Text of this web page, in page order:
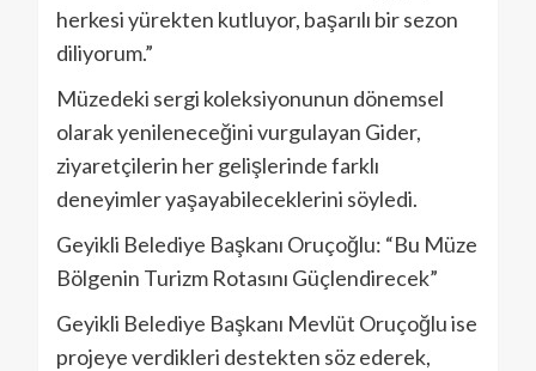
herkesi yürekten kutluyor, başarılı bir sezon
diliyorum.”
Müzedeki sergi koleksiyonunun dönemsel
olarak yenileneceğini vurgulayan Gider,
ziyaretçilerin her gelişlerinde farklı
deneyimler yaşayabileceklerini söyledi.
Geyikli Belediye Başkanı Oruçoğlu: “Bu Müze
Bölgenin Turizm Rotasını Güçlendirecek”
Geyikli Belediye Başkanı Mevlüt Oruçoğlu ise
projeye verdikleri destekten söz ederek,